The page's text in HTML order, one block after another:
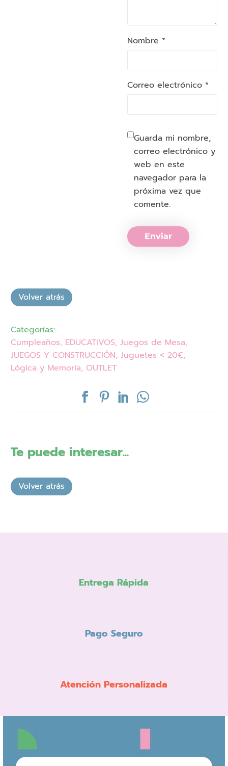
Nombre *
Correo electrónico *
Guarda mi nombre,
correo electrónico y
web en este
navegador para la
próxima vez que
comente.
Enviar
Categorías:
Cumpleaños, EDUCATIVOS, Juegos de Mesa,
JUEGOS Y CONSTRUCCIÓN, Juguetes < 20€,
Lógica y Memoria, OUTLET
Te puede interesar...
Entrega Rápida
Pago Seguro
Atención Personalizada